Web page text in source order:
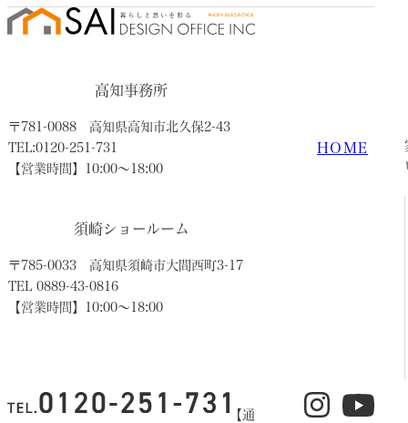
高知事務所
〒781-0088 高知県高知市北久保2-43
TEL:0120-251-731
【営業時間】10:00〜18:00
須崎ショールーム
〒785-0033 高知県須崎市大間西町3-17
TEL 0889-43-0816
【営業時間】10:00〜18:00
【通
HOME